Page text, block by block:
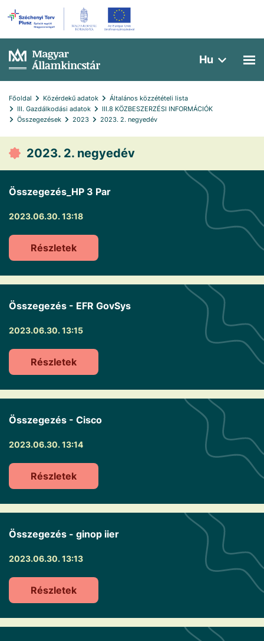
Hu
Főoldal Közérdekű adatok
Általános közzétételi lista
III. Gazdálkodási adatok
III.8 KÖZBESZERZÉSI INFORMÁCIÓK
Összegezések
2023 2023. 2. negyedév
2023. 2. negyedév
Összegezés_HP 3 Par
2023.06.30. 13:18
Részletek
Összegezés - EFR GovSys
2023.06.30. 13:15
Részletek
Összegezés - Cisco
2023.06.30. 13:14
Részletek
Összegezés - ginop iier
2023.06.30. 13:13
Részletek